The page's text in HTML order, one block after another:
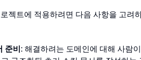
젝트에 적용하려면 다음 사항을 고려
준비: 해결하려는 도메인에 대해 사람